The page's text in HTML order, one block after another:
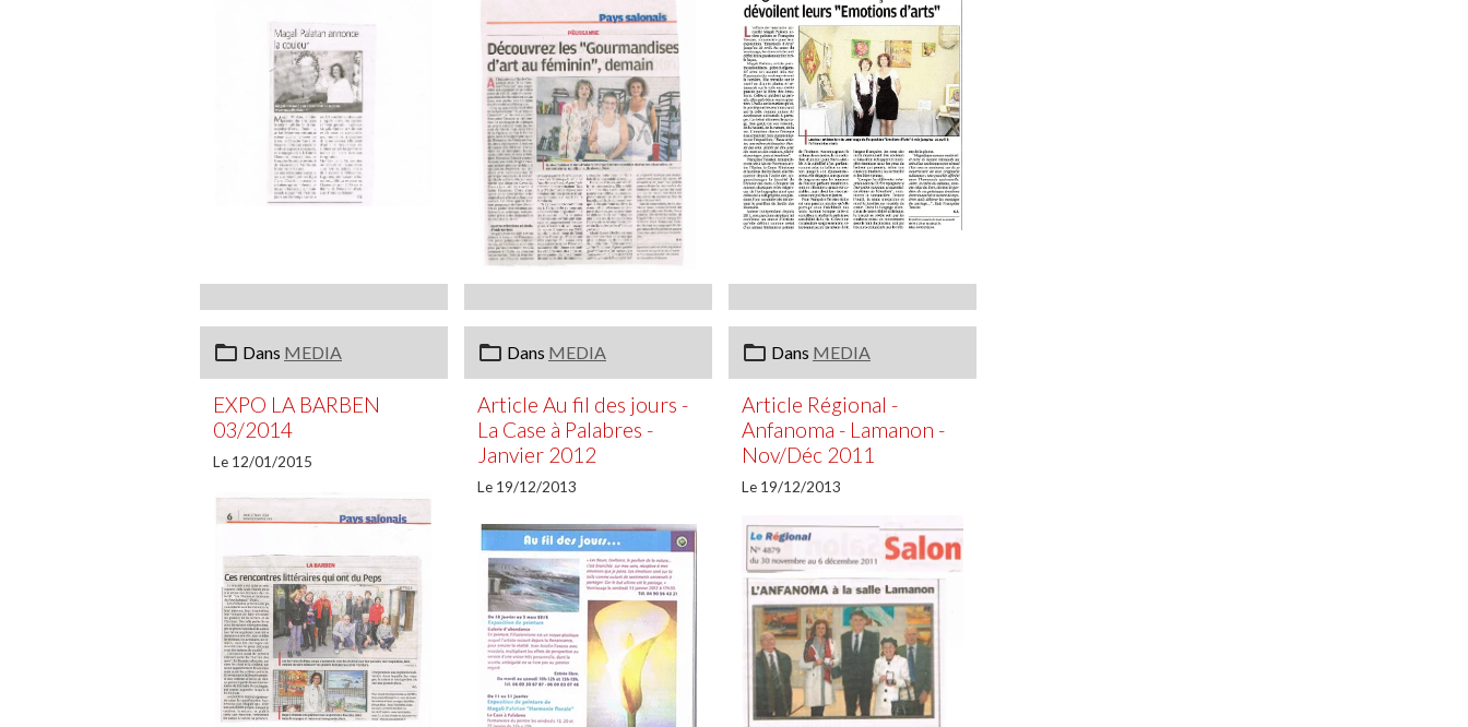
Dans MEDIA
EXPO LA BARBEN
03/2014
Le 12/01/2015
Dans MEDIA
Article Au fil des jours -
La Case à Palabres -
Janvier 2012
Le 19/12/2013
Dans MEDIA
Article Régional -
Anfanoma - Lamanon -
Nov/Déc 2011
Le 19/12/2013